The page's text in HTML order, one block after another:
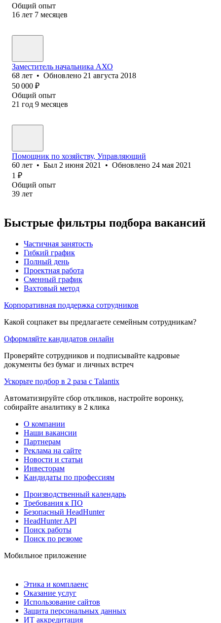
Общий опыт
16 лет 7 месяцев
Заместитель начальника АХО
68 лет • Обновлено 21 августа 2018
50 000 ₽
Общий опыт
21 год 9 месяцев
Помощник по хозяйству, Управляющий
60 лет • Был 2 июня 2021 • Обновлено 24 мая 2021
1 ₽
Общий опыт
39 лет
Быстрые фильтры подбора вакансий
Частичная занятость
Гибкий график
Полный день
Проектная работа
Сменный график
Вахтовый метод
Корпоративная поддержка сотрудников
Какой соцпакет вы предлагаете семейным сотрудникам?
Оформляйте кандидатов онлайн
Проверяйте сотрудников и подписывайте кадровые
документы без бумаг и личных встреч
Ускорьте подбор в 2 раза с Talantix
Автоматизируйте сбор откликов, настройте воронку,
собирайте аналитику в 2 клика
О компании
Наши вакансии
Партнерам
Реклама на сайте
Новости и статьи
Инвесторам
Кандидаты по профессиям
Производственный календарь
Требования к ПО
Безопасный HeadHunter
HeadHunter API
Поиск работы
Поиск по резюме
Мобильное приложение
Этика и комплаенс
Оказание услуг
Использование сайтов
Защита персональных данных
ИТ аккредитация